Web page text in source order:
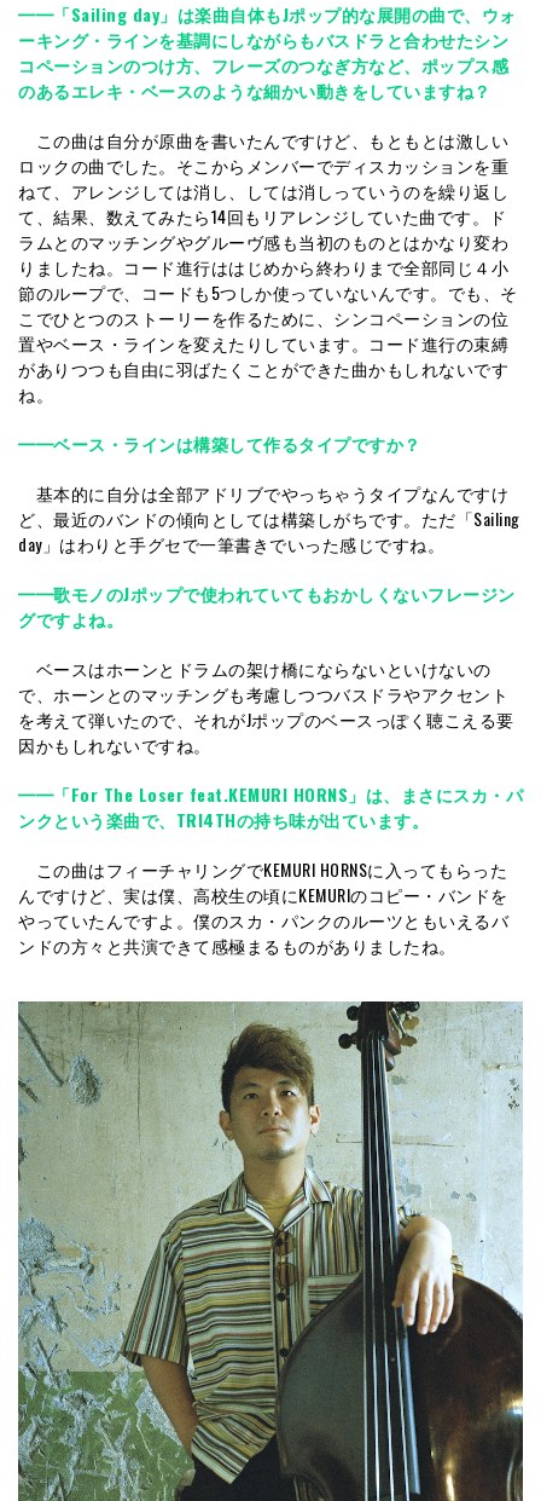
━━「Sailing day」は楽曲自体もJポップ的な展開の曲で、ウォ
ーキング・ラインを基調にしながらもバスドラと合わせたシン
コペーションのつけ方、フレーズのつなぎ方など、ポップス感
のあるエレキ・ベースのような細かい動きをしていますね？
この曲は自分が原曲を書いたんですけど、もともとは激しい
ロックの曲でした。そこからメンバーでディスカッションを重
ねて、アレンジしては消し、しては消しっていうのを繰り返し
て、結果、数えてみたら14回もリアレンジしていた曲です。ド
ラムとのマッチングやグルーヴ感も当初のものとはかなり変わ
りましたね。コード進行ははじめから終わりまで全部同じ４小
節のループで、コードも5つしか使っていないんです。でも、そ
こでひとつのストーリーを作るために、シンコペーションの位
置やベース・ラインを変えたりしています。コード進行の束縛
がありつつも自由に羽ばたくことができた曲かもしれないです
ね。
━━ベース・ラインは構築して作るタイプですか？
基本的に自分は全部アドリブでやっちゃうタイプなんですけ
ど、最近のバンドの傾向としては構築しがちです。ただ「Sailing
day」はわりと手グセで一筆書きでいった感じですね。
━━歌モノのJポップで使われていてもおかしくないフレージン
グですよね。
ベースはホーンとドラムの架け橋にならないといけないの
で、ホーンとのマッチングも考慮しつつバスドラやアクセント
を考えて弾いたので、それがJポップのベースっぽく聴こえる要
因かもしれないですね。
━━「For The Loser feat.KEMURI HORNS」は、まさにスカ・パ
ンクという楽曲で、TRI4THの持ち味が出ています。
この曲はフィーチャリングでKEMURI HORNSに入ってもらった
んですけど、実は僕、高校生の頃にKEMURIのコピー・バンドを
やっていたんですよ。僕のスカ・パンクのルーツともいえるバ
ンドの方々と共演できて感極まるものがありましたね。